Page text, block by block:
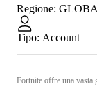
Regione:
Tipo: Account
Fortnite offre una vasta